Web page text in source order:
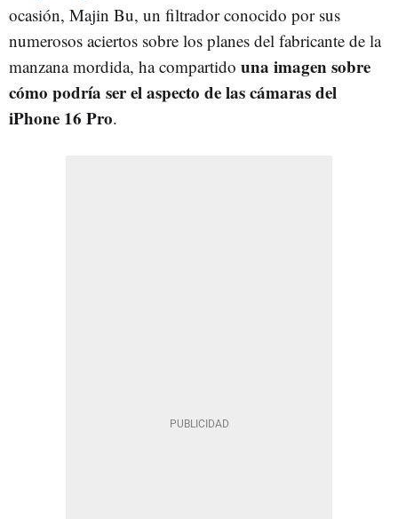
ocasión, Majin Bu, un filtrador conocido por sus
numerosos aciertos sobre los planes del fabricante de la
manzana mordida, ha compartido una imagen sobre
cómo podría ser el aspecto de las cámaras del
iPhone 16 Pro.